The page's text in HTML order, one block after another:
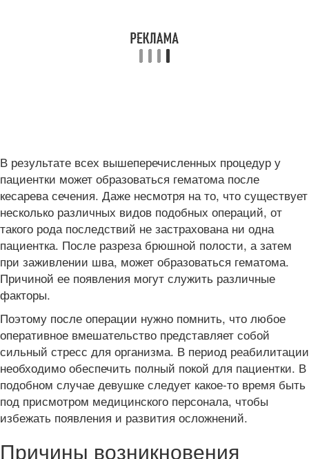
В результате всех вышеперечисленных процедур у
пациентки может образоваться гематома после
кесарева сечения. Даже несмотря на то, что существует
несколько различных видов подобных операций, от
такого рода последствий не застрахована ни одна
пациентка. После разреза брюшной полости, а затем
при заживлении шва, может образоваться гематома.
Причиной ее появления могут служить различные
факторы.
Поэтому после операции нужно помнить, что любое
оперативное вмешательство представляет собой
сильный стресс для организма. В период реабилитации
необходимо обеспечить полный покой для пациентки. В
подобном случае девушке следует какое-то время быть
под присмотром медицинского персонала, чтобы
избежать появления и развития осложнений.
Причины возникновения